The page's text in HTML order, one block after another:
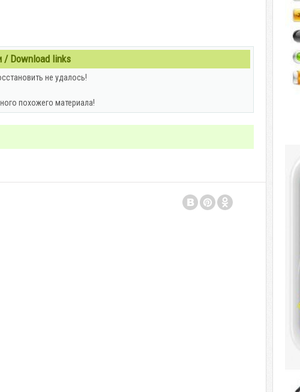
Download links
не удалось!
похожего материала!